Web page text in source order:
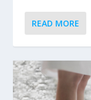
READ MORE